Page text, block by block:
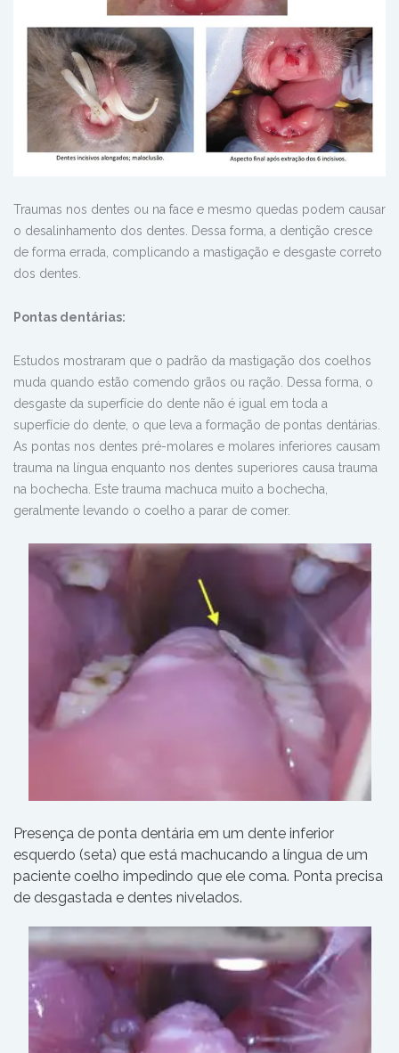
Traumas nos dentes ou na face e mesmo quedas podem causar
o desalinhamento dos dentes. Dessa forma, a dentição cresce
de forma errada, complicando a mastigação e desgaste correto
dos dentes.
Pontas dentárias:
Estudos mostraram que o padrão da mastigação dos coelhos
muda quando estão comendo grãos ou ração. Dessa forma, o
desgaste da superfície do dente não é igual em toda a
superfície do dente, o que leva a formação de pontas dentárias.
As pontas nos dentes pré-molares e molares inferiores causam
trauma na língua enquanto nos dentes superiores causa trauma
na bochecha. Este trauma machuca muito a bochecha,
geralmente levando o coelho a parar de comer.
Presença de ponta dentária em um dente inferior
esquerdo (seta) que está machucando a língua de um
paciente coelho impedindo que ele coma. Ponta precisa
de desgastada e dentes nivelados.